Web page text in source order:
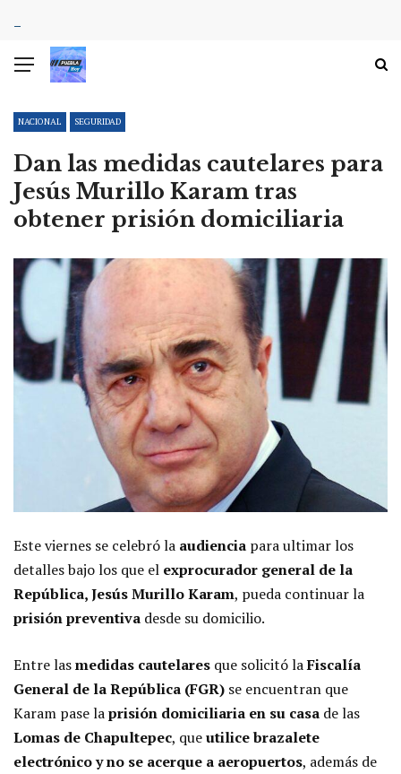
NACIONAL SEGURIDAD
Dan las medidas cautelares para
Jesús Murillo Karam tras
obtener prisión domiciliaria
Este viernes se celebró la audiencia para ultimar los
detalles bajo los que el exprocurador general de la
República, Jesús Murillo Karam, pueda continuar la
prisión preventiva desde su domicilio.
Entre lasmedidas cautelares que solicitó laFiscalía
General de la República (FGR) se encuentran que
Karam pase laprisión domiciliaria en su casa de las
Lomas de Chapultepec, queutilice brazalete
electrónico y no se acerque a aeropuertos, además de